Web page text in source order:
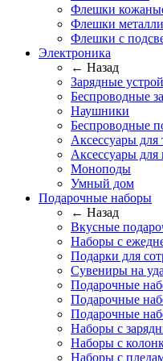
Флешки
Флешки
Флешки с
Электроника
← Назад
Зарядные
Беспроводные
Наушники
Беспроводные
Аксессуары для
Аксессуары
Моноподы
Умный дом
Подарочные наборы
← Назад
Вкусные
Наборы с
Подарки для
Сувениры на
Подарочные
Подарочные
Подарочные
Наборы с
Наборы с
Наборы с